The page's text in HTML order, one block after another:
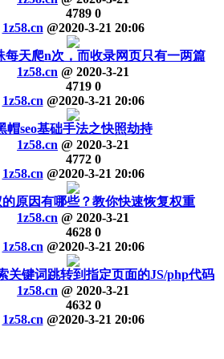
4789 0
1z58.cn @2020-3-21 20:06
每天爬n次，而收录网页只有一两篇
1z58.cn @ 2020-3-21
4719 0
1z58.cn @2020-3-21 20:06
帽seo基础手法之快照劫持
1z58.cn @ 2020-3-21
4772 0
1z58.cn @2020-3-21 20:06
的原因有哪些？教你快速恢复权重
1z58.cn @ 2020-3-21
4628 0
1z58.cn @2020-3-21 20:06
关键词跳转到指定页面的JS/php代码
1z58.cn @ 2020-3-21
4632 0
1z58.cn @2020-3-21 20:06